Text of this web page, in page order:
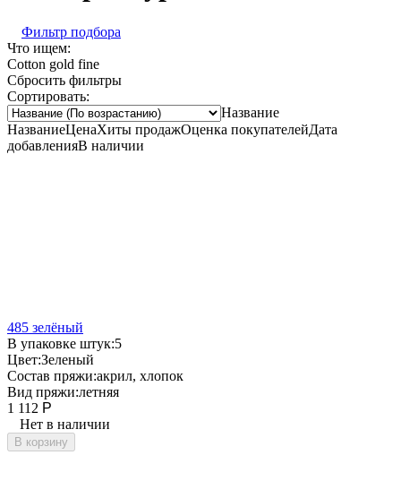
Фильтр подбора
Что ищем:
Cotton gold fine
Сбросить фильтры
Сортировать:
Название
НазваниеЦенаХиты продажОценка покупателейДата
добавленияВ наличии
485 зелёный
В упаковке штук:5
Цвет:Зеленый
Состав пряжи:акрил, хлопок
Вид пряжи:летняя
1 112 Р
Нет в наличии
В корзину